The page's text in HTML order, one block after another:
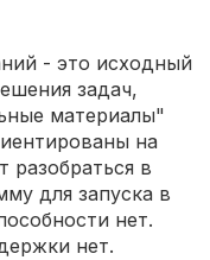
- это исходный
задач,
материалы"
на
разобраться в
для запуска в
нет.
нет.